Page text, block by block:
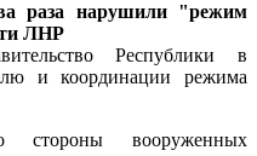
раза нарушили "режим
ЛНР
Республики в
и координации режима
стороны вооруженных